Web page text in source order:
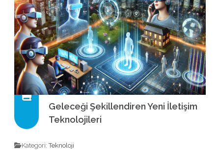
Geleceği Şekillendiren Yeni İletişim
Teknolojileri
Kategori:Teknoloji